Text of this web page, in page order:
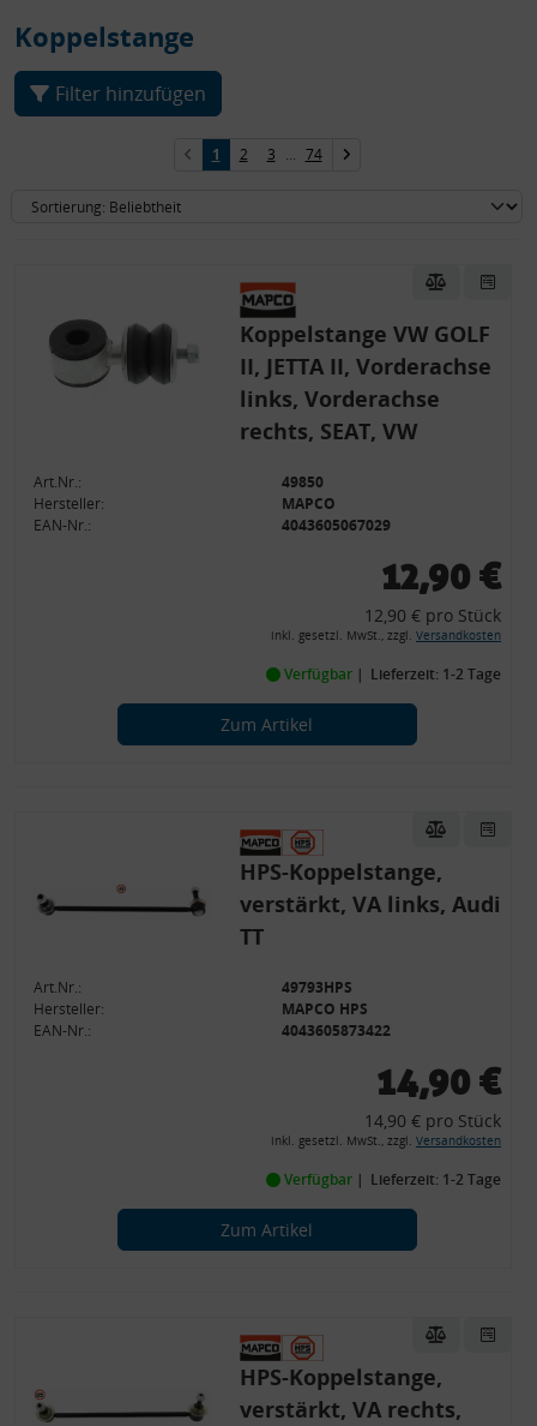
Koppelstange
Filter hinzufügen
1 2 3 ... 74
Koppelstange VW GOLF
II, JETTA II, Vorderachse
links, Vorderachse
rechts, SEAT, VW
Art.Nr.:
49850
Hersteller:
MAPCO
EAN-Nr.:
4043605067029
12,90 €
12,90 € pro Stück
inkl. gesetzl. MwSt., zzgl. Versandkosten
Verfügbar Lieferzeit: 1-2 Tage
Zum Artikel
HPS-Koppelstange,
verstärkt, VA links, Audi
TT
Art.Nr.:
49793HPS
Hersteller:
MAPCO HPS
EAN-Nr.:
4043605873422
14,90 €
14,90 € pro Stück
inkl. gesetzl. MwSt., zzgl. Versandkosten
Verfügbar Lieferzeit: 1-2 Tage
Zum Artikel
HPS-Koppelstange,
verstärkt, VA rechts,